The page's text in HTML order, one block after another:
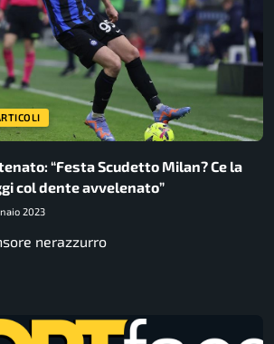
“Festa Scudetto Milan? Ce la
col dente avvelenato”
2023
nerazzurro